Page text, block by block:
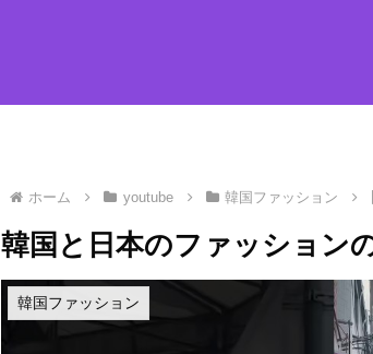
ホーム youtube 韓国ファッション
韓国と日本のファッション
韓国ファッション